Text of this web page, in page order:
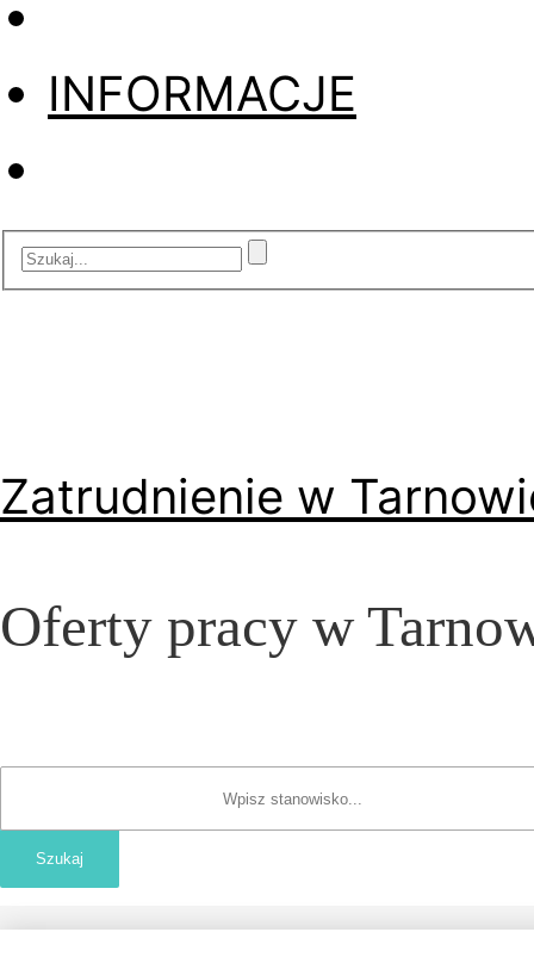
INFORMACJE
Zatrudnienie w
Oferty pracy w